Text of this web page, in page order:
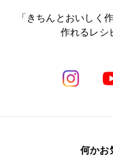
「きちんとおいしく
作れるレシ
何かお